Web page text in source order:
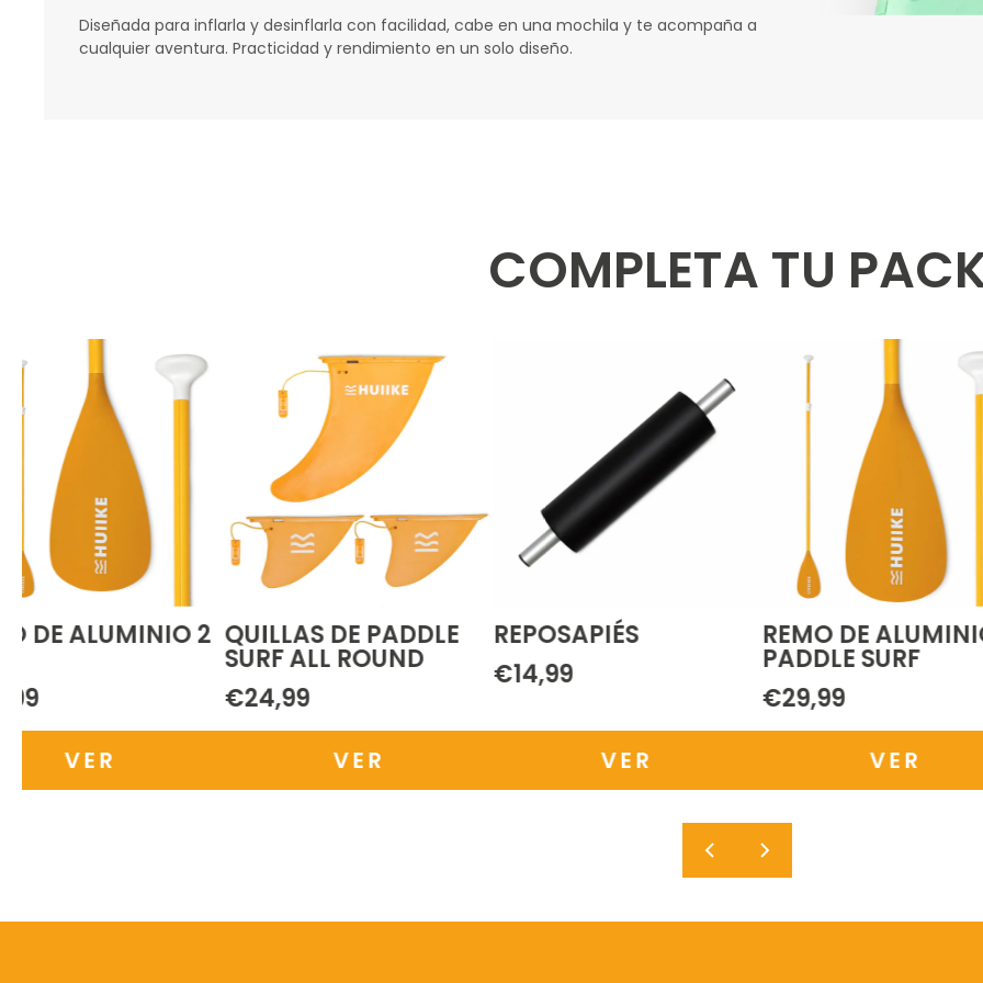
Diseñada para inflarla y desinflarla con facilidad, cabe en una mochila y te acompaña a
cualquier aventura. Practicidad y rendimiento en un solo diseño.
COMPLETA TU
DE ALUMINIO 2
VER
QUILLAS DE PADDLE
SURF ALL ROUND
€24,99
VER
REPOSAPIÉS
€14,99
VER
REMO DE
PADDLE SURF
€29,99
VER